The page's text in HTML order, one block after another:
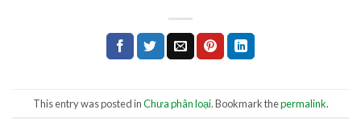
This entry was posted inChưa phân loại. Bookmark thepermalink.